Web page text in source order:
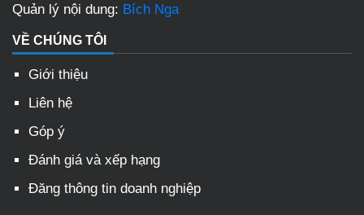
Quản lý nội dung: Bích Nga
VỀ CHÚNG TÔI
Giới thiệu
Liên hệ
Góp ý
Đánh giá và xếp hạng
Đăng thông tin doanh nghiệp